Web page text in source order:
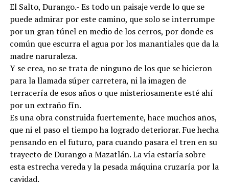
El Salto, Durango.- Es todo un paisaje verde lo que se
puede admirar por este camino, que solo se interrumpe
por un gran túnel en medio de los cerros, por donde es
común que escurra el agua por los manantiales que da la
madre naruraleza.
Y se crea, no se trata de ninguno de los que se hicieron
para la llamada súper carretera, ni la imagen de
terracería de esos años o que misteriosamente esté ahí
por un extraño fín.
Es una obra construida fuertemente, hace muchos años,
que ni el paso el tiempo ha logrado deteriorar. Fue hecha
pensando en el futuro, para cuando pasara el tren en su
trayecto de Durango a Mazatlán. La vía estaría sobre
esta estrecha vereda y la pesada máquina cruzaría por la
cavidad.